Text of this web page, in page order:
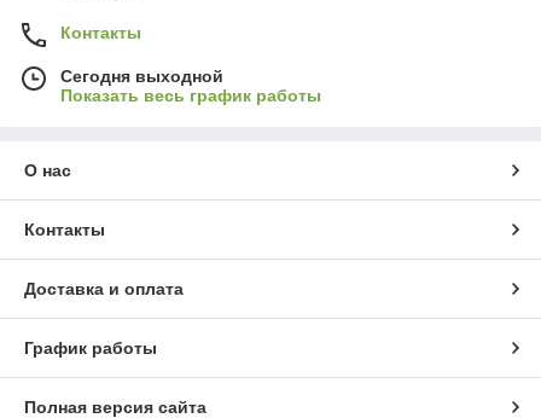
Контакты
Сегодня выходной
Показать весь график работы
О нас
Контакты
Доставка и оплата
График работы
Полная версия сайта